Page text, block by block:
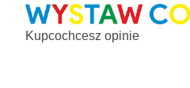
Kupcochcesz opinie